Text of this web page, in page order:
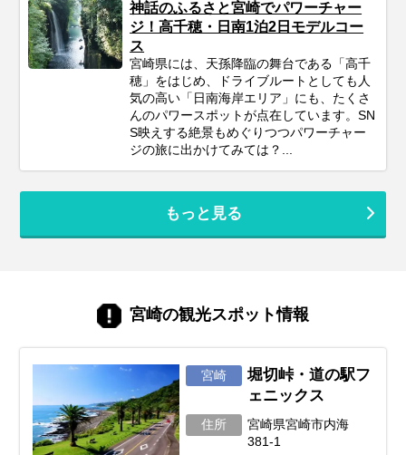
神話のふるさと宮崎でパワーチャー
ジ！高千穂・日南1泊2日モデルコー
ス
宮崎県には、天孫降臨の舞台である「高千
穂」をはじめ、ドライブルートとしても人
気の高い「日南海岸エリア」にも、たくさ
んのパワースポットが点在しています。SN
S映えする絶景もめぐりつつパワーチャー
ジの旅に出かけてみては？...
もっと見る
宮崎の観光スポット情報
宮崎
堀切峠・道の駅フ
ェニックス
住所
宮崎県宮崎市内海
381-1